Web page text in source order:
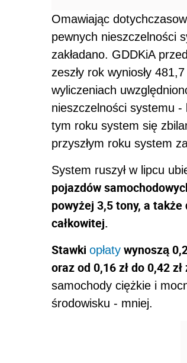
Omawiając
pewnych nieszczelności
zakładano. GDDKiA
zeszły rok wyniosły
wyliczeniach
nieszczelności systemu -
tym roku system się
przyszłym roku system
System ruszył w lipcu
pojazdów
powyżej 3,5 tony, a
całkowitej.
Stawki opłaty wynoszą
oraz od 0,16 zł do 0,42
samochody ciężkie i
środowisku - mniej.